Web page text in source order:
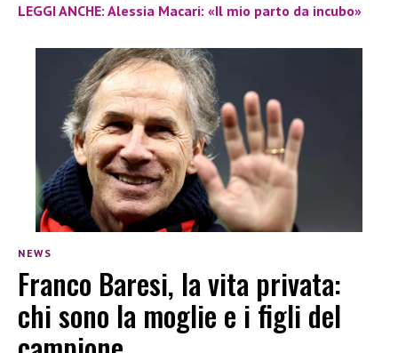
LEGGI ANCHE: Alessia Macari: «Il mio parto da incubo»
NEWS
Franco Baresi, la vita privata:
chi sono la moglie e i figli del